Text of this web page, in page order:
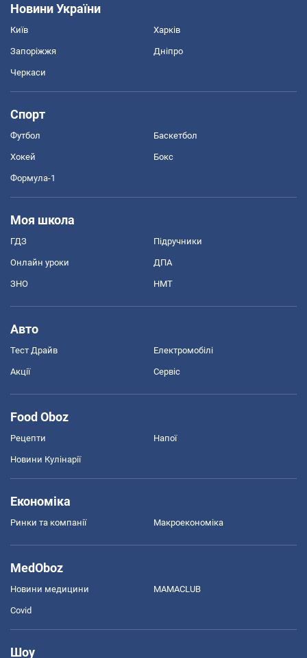
Новини України
Київ Харків
Запоріжжя Дніпро
Черкаси
Спорт
Футбол Баскетбол
Хокей Бокс
Формула-1
Моя школа
ГДЗ Підручники
Онлайн уроки ДПА
ЗНО НМТ
Авто
Тест Драйв Електромобілі
Акції Сервіс
Food Oboz
Рецепти Напої
Новини Кулінарії
Економіка
Ринки та компанії Макроекономіка
MedOboz
Новини медицини MAMACLUB
Covid
Шоу